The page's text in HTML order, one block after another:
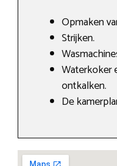
Opmaken
Strijken.
Waterkoker
ontkalken.
De